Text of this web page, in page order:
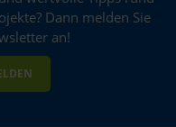
Dann melden Sie
an!